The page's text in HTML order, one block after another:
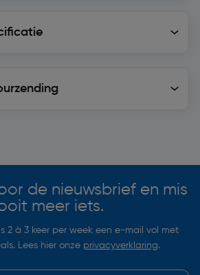
de nieuwsbrief en mis
meer iets.
2 à 3 keer per week een e-mail vol met
Lees hier onze privacyverklaring.